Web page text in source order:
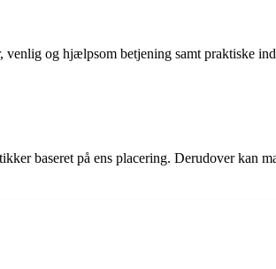
og hjælpsom betjening samt praktiske
baseret på ens placering. Derudover kan